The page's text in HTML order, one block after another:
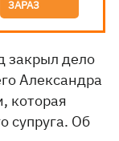
ЗАРАЗ
закрыл дело
Александра
которая
супруга. Об